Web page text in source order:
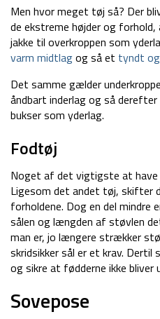
Men hvor meget tøj så? Der
de ekstreme højder og
jakke til overkroppen som
varm midtlagog så et tyndt
Det samme gælder
åndbart inderlag og så
bukser som yderlag.
Fodtøj
Noget af det vigtigste at
Ligesom det andet tøj, skifter
forholdene. Dog en del mindre
sålen og længden af støvlen
man er, jo længere strækker
skridsikker sål er et krav.
og sikre at fødderne ikke bliver
Sovepose